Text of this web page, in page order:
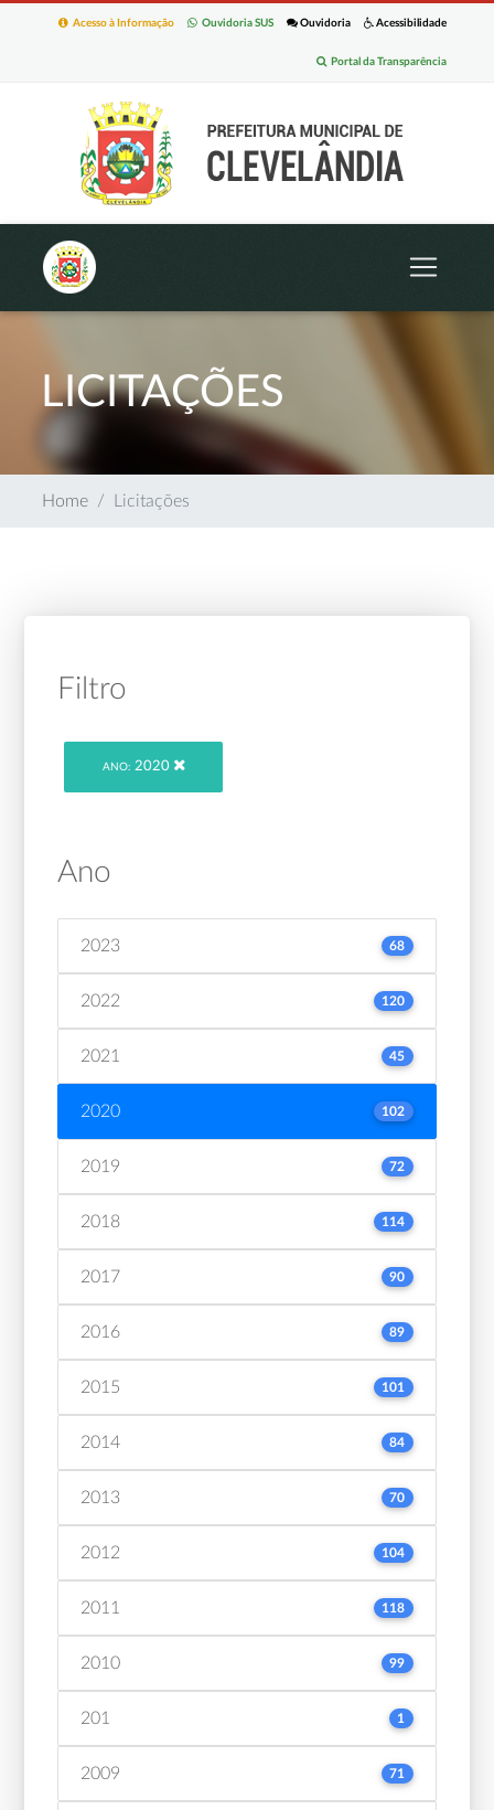
Acessibilidade
Ouvidoria
Ouvidoria SUS
Acesso à Informação
Portal da Transparência
LICITAÇÕES
Home Licitações
Filtro
ANO: 2020
Ano
2023 68
2022 120
2021 45
2020 102
2019 72
2018 114
2017 90
2016 89
2015 101
2014 84
2013 70
2012 104
2011 118
2010 99
201 1
2009 71